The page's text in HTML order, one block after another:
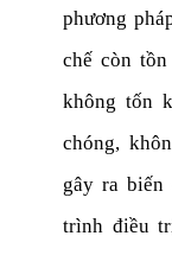
phương
chế còn
không tốn
chóng,
gây ra
trình điều